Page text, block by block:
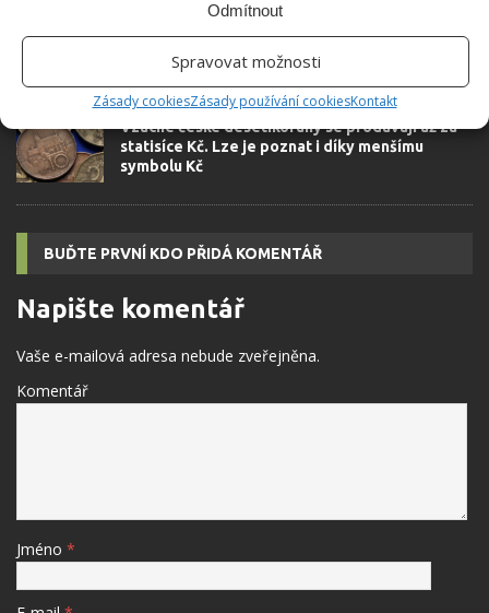
Odmítnout
Spravovat možnosti
Zásady cookiesZásady používání cookiesKontakt
Vzácné desetikoruny, které mají cenu stovek
tisíc Kč: Sběratelé vyhledávají kousky s malými
rozdíly
Vzácné české desetikoruny se prodávají až za
statisíce Kč. Lze je poznat i díky menšímu
symbolu Kč
BUĎTE PRVNÍ KDO PŘIDÁ KOMENTÁŘ
Napište komentář
Vaše e-mailová adresa nebude zveřejněna.
Komentář
Jméno *